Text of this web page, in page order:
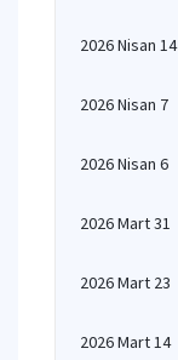
2026 Nisan 14
2026 Nisan 7
2026 Nisan 6
2026 Mart 31
2026 Mart 23
2026 Mart 14